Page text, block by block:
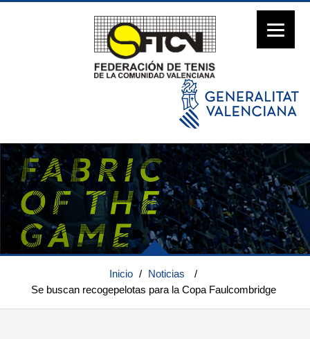
Inicio / Noticias
/
Se buscan recogepelotas para la Copa Faulcombridge